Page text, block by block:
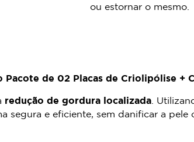
ou estornar o mesmo.
de 02 Placas de Criolipólise +
redução de gordura localizada .
e eficiente, sem danificar a pele